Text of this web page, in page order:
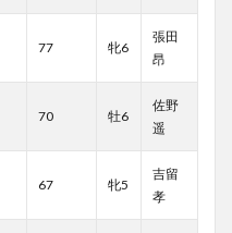
77 牝6
張田
昂
70 牡6
佐野
遥
67 牝5
吉留
孝